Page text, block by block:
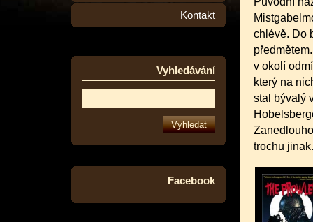
Kontakt
Vyhledávání
Facebook
chlévě. Do
v okolí
který na
stal bývalý
trochu